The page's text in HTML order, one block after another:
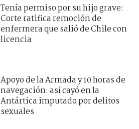
Tenía permiso por su hijo grave:
Corte ratifica remoción de
enfermera que salió de Chile con
licencia
Apoyo de la Armada y 10 horas de
navegación: así cayó en la
Antártica imputado por delitos
sexuales